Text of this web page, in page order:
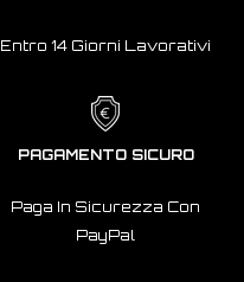
Entro 14 Giorni Lavorativi
PAGAMENTO SICURO
Paga In Sicurezza Con
PayPal